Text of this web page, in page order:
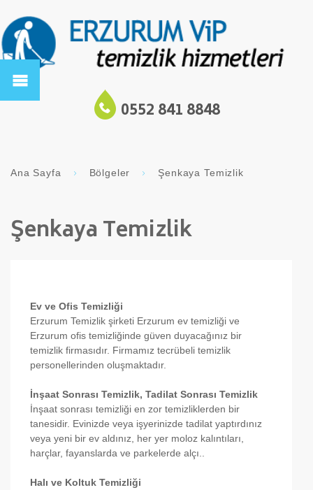
0552 841 8848
Ana Sayfa Bölgeler Şenkaya Temizlik
Şenkaya Temizlik
Ev ve Ofis Temizliği
Erzurum Temizlik şirketi Erzurum ev temizliği ve
Erzurum ofis temizliğinde güven duyacağınız bir
temizlik firmasıdır. Firmamız tecrübeli temizlik
personellerinden oluşmaktadır.
İnşaat Sonrası Temizlik, Tadilat Sonrası Temizlik
İnşaat sonrası temizliği en zor temizliklerden bir
tanesidir. Evinizde veya işyerinizde tadilat yaptırdınız
veya yeni bir ev aldınız, her yer moloz kalıntıları,
harçlar, fayanslarda ve parkelerde alçı..
Halı ve Koltuk Temizliği